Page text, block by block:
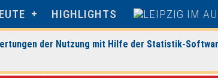
HIGHLIGHTS
der Nutzung mit Hilfe der Statistik-